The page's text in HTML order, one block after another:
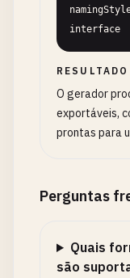
interface
RESULTADO
O gerador
exportáveis,
prontas para
Perguntas
Quais
são